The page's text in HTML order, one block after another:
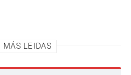
MÁS LEIDAS